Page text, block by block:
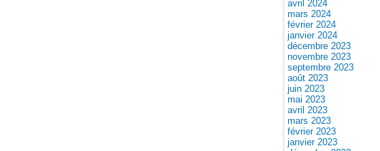
avril 2024
mars 2024
février 2024
janvier 2024
décembre 2023
novembre 2023
septembre 2023
août 2023
juin 2023
mai 2023
avril 2023
mars 2023
février 2023
janvier 2023